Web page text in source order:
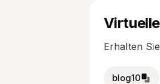
Erhalten
blog10